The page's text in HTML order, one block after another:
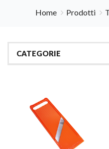
Home Prodotti
CATEGORIE
ACCESSORI TAVOLA
ACCESSORI VETRO